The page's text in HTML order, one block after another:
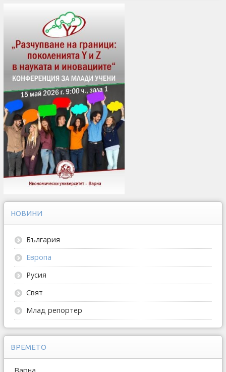
НОВИНИ
България
Европа
Русия
Свят
Млад репортер
ВРЕМЕТО
Варна